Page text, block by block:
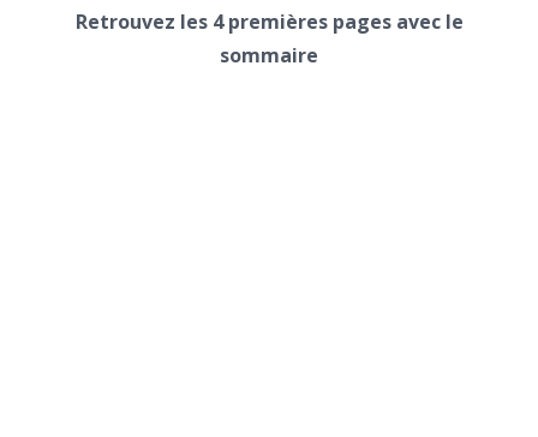
Retrouvez les 4 premières pages avec le
sommaire